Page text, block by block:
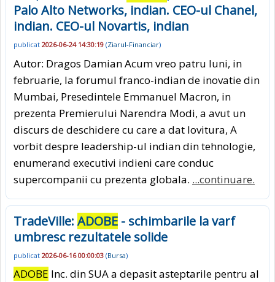
Palo Alto Networks, indian. CEO-ul Chanel,
indian. CEO-ul Novartis, indian
publicat 2026-06-24 14:30:19 (Ziarul-Financiar)
Autor: Dragos Damian Acum vreo patru luni, in
februarie, la forumul franco-indian de inovatie din
Mumbai, Presedintele Emmanuel Macron, in
prezenta Premierului Narendra Modi, a avut un
discurs de deschidere cu care a dat lovitura, A
vorbit despre leadership-ul indian din tehnologie,
enumerand executivi indieni care conduc
supercompanii cu prezenta globala. ...continuare.
TradeVille: ADOBE - schimbarile la varf
umbresc rezultatele solide
publicat 2026-06-16 00:00:03 (Bursa)
ADOBE Inc. din SUA a depasit asteptarile pentru al